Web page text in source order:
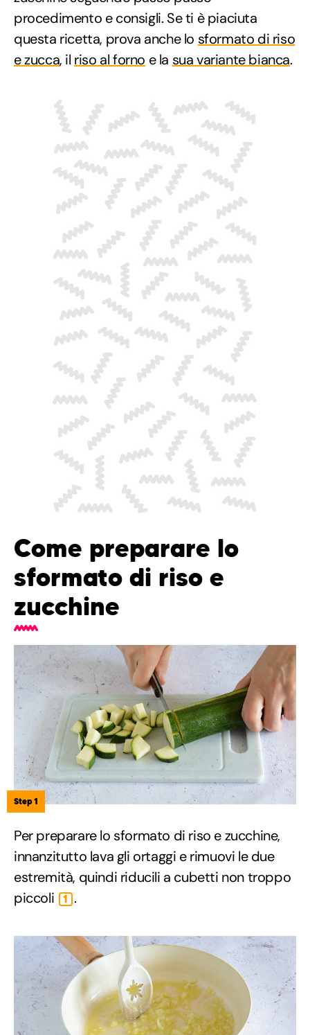
procedimento e consigli. Se ti è piaciuta
questa ricetta, prova anche lo sformato di riso
e zucca, il riso al forno e la sua variante bianca.
Come preparare lo
sformato di riso e
zucchine
Step 1
Per preparare lo sformato di riso e zucchine,
innanzitutto lava gli ortaggi e rimuovi le due
estremità, quindi riducili a cubetti non troppo
piccoli
1 .